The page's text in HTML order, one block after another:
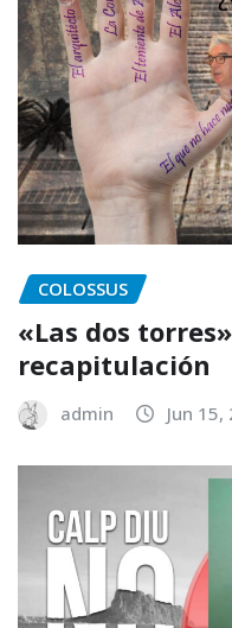
COLOSSUS
«Las dos
recapitulación
admin Jun 15,